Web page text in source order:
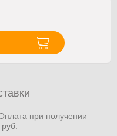
при получении